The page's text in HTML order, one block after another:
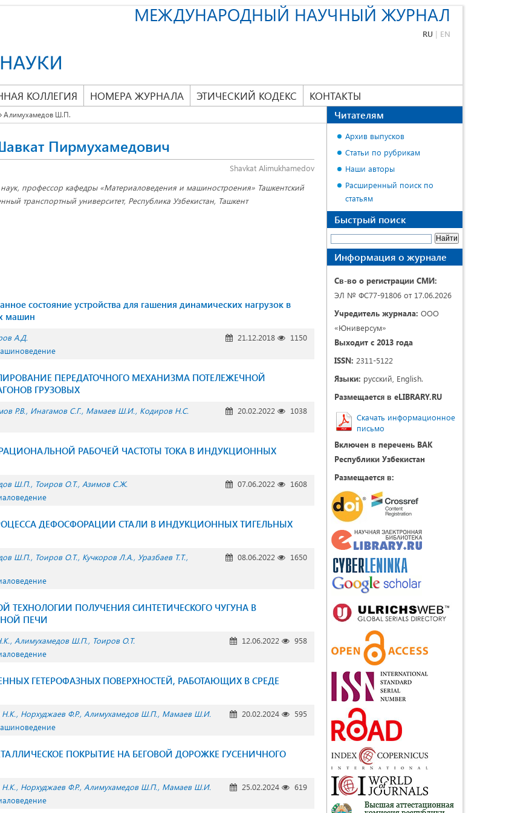
МЕЖДУНАРОДНЫЙ НАУЧНЫЙ ЖУРНАЛ
RU | EN
КОЛЛЕГИЯ НОМЕРА ЖУРНАЛА ЭТИЧЕСКИЙ КОДЕКС КОНТАКТЫ
Алимухамедов Ш.П.
Пирмухамедович
Shavkat Alimukhamedov
наук, профессор кафедры «Материаловедения и машиностроения» Ташкентский
транспортный университет, Республика Узбекистан, Ташкент
состояние устройства для гашения динамических нагрузок в
машин
А.Д. 21.12.2018
1150
ПЕРЕДАТОЧНОГО МЕХАНИЗМА ПОТЕЛЕЖЕЧНОЙ
ГРУЗОВЫХ
Р.В. Инагамов С.Г. Мамаев Ш.И. Кодиров Н.С. 20.02.2022
1038
РАБОЧЕЙ ЧАСТОТЫ ТОКА В ИНДУКЦИОННЫХ
Ш.П. Тоиров О.Т. Азимов С.Ж. 07.06.2022
1608
ДЕФОСФОРАЦИИ СТАЛИ В ИНДУКЦИОННЫХ ТИГЕЛЬНЫХ
Ш.П. Тоиров О.Т. Кучкоров Л.А.
Уразбаев Т.Т.
08.06.2022 1650
ТЕХНОЛОГИИ ПОЛУЧЕНИЯ СИНТЕТИЧЕСКОГО ЧУГУНА В
ПЕЧИ
Алимухамедов Ш.П. Тоиров О.Т. 12.06.2022
958
ГЕТЕРОФАЗНЫХ ПОВЕРХНОСТЕЙ, РАБОТАЮЩИХ В СРЕДЕ
Н.К. Норхуджаев Ф.Р. Алимухамедов Ш.П. Мамаев Ш.И. 20.02.2024
595
ПОКРЫТИЕ НА БЕГОВОЙ ДОРОЖКЕ ГУСЕНИЧНОГО
Н.К. Норхуджаев Ф.Р. Алимухамедов Ш.П. Мамаев Ш.И. 25.02.2024
619
Читателям
Архив выпусков
Статьи по рубрикам
Наши авторы
Расширенный поиск по
статьям
Быстрый поиск
Информация о журнале
Св-во о регистрации СМИ:
ЭЛ № ФС77-91806 от 17.06.2026
Учредитель журнала: ООО
«Юниверсум»
Выходит с 2013 года
ISSN: 2311-5122
Языки: русский, English.
Размещается в eLIBRARY.RU
Скачать информационное
письмо
Включен в перечень ВАК
Республики Узбекистан
Размещается в: